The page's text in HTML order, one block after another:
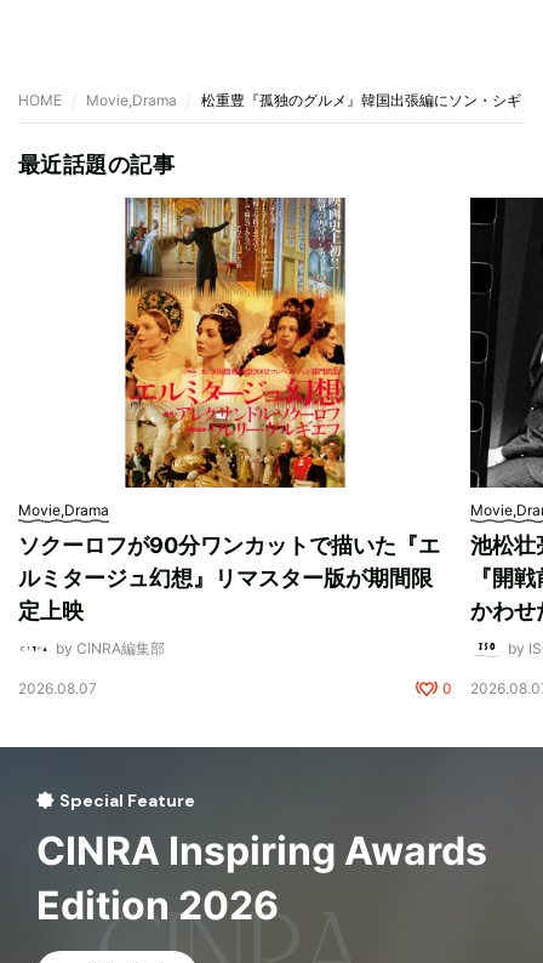
HOME Movie,Drama 松重豊『孤独のグルメ』韓国出張編にソン・シギョ
最近話題の記事
Movie,Drama
ソクーロフが90分ワンカットで描いた『エ
ルミタージュ幻想』リマスター版が期間限
定上映
by CINRA編集部
2026.08.07 0
池松壮
『開
かわせ
by
Special Feature
CINRA Inspiring Awards
Edition 2026